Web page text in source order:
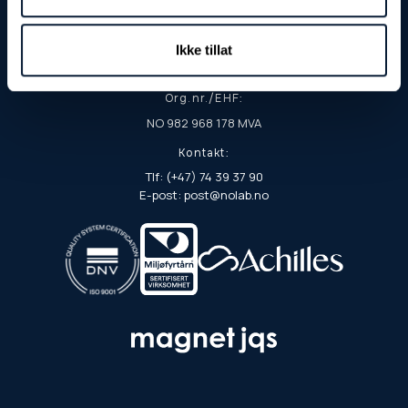
Ikke tillat
Postadresse:
Postboks 103
Org.nr./EHF:
NO 982 968 178 MVA
Kontakt:
Tlf: (+47) 74 39 37 90
E-post: post@nolab.no